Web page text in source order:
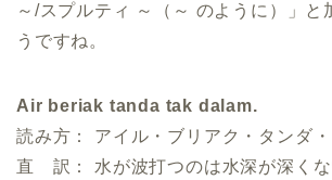
～/スプルティ ～（～ のように）」と
うですね。
Air beriak tanda tak dalam.
読み方： アイル・ブリアク・タンダ
直 訳： 水が波打つのは水深が深くな